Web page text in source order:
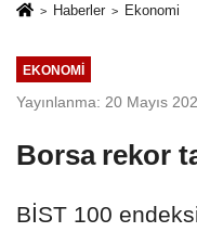
Haberler Ekonomi
EKONOMI
Yayınlanma: 20 Mayıs
Borsa rekor
BİST 100